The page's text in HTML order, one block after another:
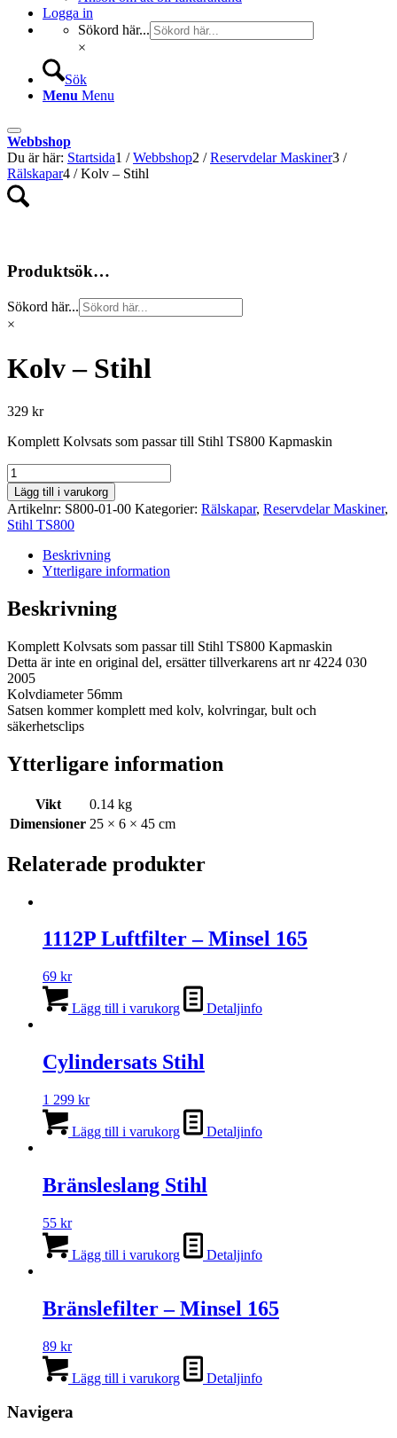
Logga in
Sökord här...
×
Sök
Menu Menu
Webbshop
Du är här: Startsida1 / Webbshop2 / Reservdelar Maskiner3 /
Rälskapar4 / Kolv – Stihl
Produktsök…
Sökord här...
×
Kolv – Stihl
329 kr
Komplett Kolvsats som passar till Stihl TS800 Kapmaskin
Kolv
-
Stihl
mängd
Lägg till i varukorg
Artikelnr: S800-01-00 Kategorier: Rälskapar, Reservdelar Maskiner,
Stihl TS800
Beskrivning
Ytterligare information
Beskrivning
Komplett Kolvsats som passar till Stihl TS800 Kapmaskin
Detta är inte en original del, ersätter tillverkarens art nr 4224 030
2005
Kolvdiameter 56mm
Satsen kommer komplett med kolv, kolvringar, bult och
säkerhetsclips
Ytterligare information
Vikt
0.14 kg
Dimensioner 25 × 6 × 45 cm
Relaterade produkter
1112P Luftfilter – Minsel 165
69 kr
Lägg till i varukorg Detaljinfo
Cylindersats Stihl
1 299 kr
Lägg till i varukorg Detaljinfo
Bränsleslang Stihl
55 kr
Lägg till i varukorg Detaljinfo
Bränslefilter – Minsel 165
89 kr
Lägg till i varukorg Detaljinfo
Navigera